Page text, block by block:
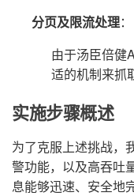
分页及限流处理：
由于汤臣倍健
适的机制来抓
实施步骤概述
为了克服上述挑战，
警功能，以及高吞吐
息能够迅速、安全地